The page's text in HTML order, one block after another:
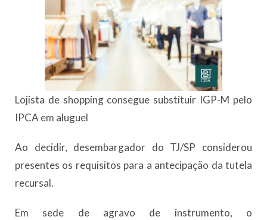
Lojista de shopping consegue substituir IGP-M pelo
IPCA em aluguel
Ao decidir, desembargador do TJ/SP considerou
presentes os requisitos para a antecipação da tutela
recursal.
Em sede de agravo de instrumento, o